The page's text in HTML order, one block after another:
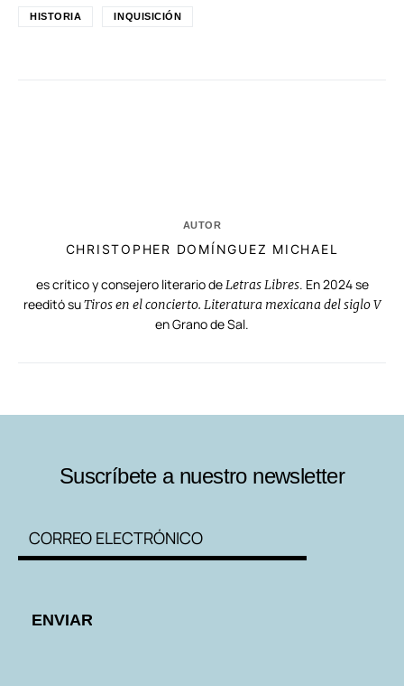
HISTORIA INQUISICIÓN
AUTOR
CHRISTOPHER DOMÍNGUEZ MICHAEL
es crítico y consejero literario deLetras Libres. En 2024 se
reeditó suTiros en el concierto. Literatura mexicana del siglo V
en Grano de Sal.
Suscríbete a nuestro newsletter